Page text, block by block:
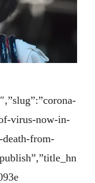
virus-now-in-
death-from-